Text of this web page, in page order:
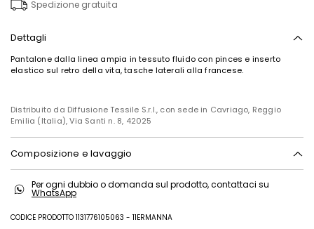
Spedizione gratuita
Dettagli
Pantalone dalla linea ampia in tessuto fluido con pinces e inserto
elastico sul retro della vita, tasche laterali alla francese.
Distribuito da Diffusione Tessile S.r.l., con sede in Cavriago, Reggio
Emilia (Italia), Via Santi n. 8, 42025
Composizione e lavaggio
non asciugare in tamburo; asciugare appeso in ombra; ferro tiepido
max 120 gradi c; lavare a secco delicato con percloroetilene.
100% poliestere.
Per ogni dubbio o domanda sul prodotto, contattaci su
WhatsApp
CODICE PRODOTTO 1131776105063 - 11ERMANNA